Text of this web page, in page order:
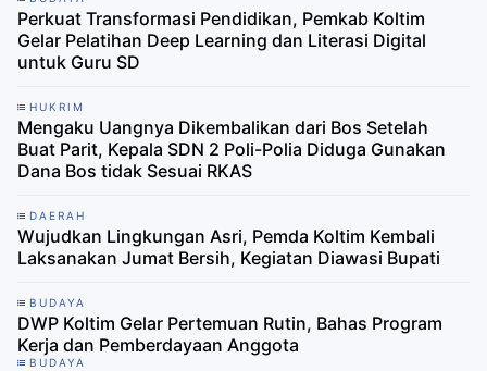
Perkuat Transformasi Pendidikan, Pemkab Koltim
Gelar Pelatihan Deep Learning dan Literasi Digital
untuk Guru SD
HUKRIM
Mengaku Uangnya Dikembalikan dari Bos Setelah
Buat Parit, Kepala SDN 2 Poli-Polia Diduga Gunakan
Dana Bos tidak Sesuai RKAS
DAERAH
Wujudkan Lingkungan Asri, Pemda Koltim Kembali
Laksanakan Jumat Bersih, Kegiatan Diawasi Bupati
BUDAYA
DWP Koltim Gelar Pertemuan Rutin, Bahas Program
Kerja dan Pemberdayaan Anggota
BUDAYA